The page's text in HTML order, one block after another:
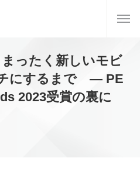
ったく新しいモビ
にするまで ― PE
2023受賞の裏に